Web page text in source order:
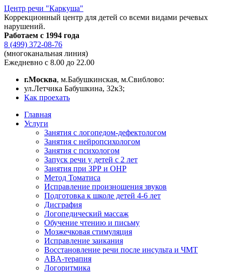
Центр речи "Каркуша"
Коррекционный центр для детей со всеми видами речевых
нарушений.
Работаем с 1994 года
8 (499) 372-08-76
(многоканальная линия)
Ежедневно с 8.00 до 22.00
г.Москва, м.Бабушкинская, м.Свиблово:
ул.Летчика Бабушкина, 32к3;
Как проехать
Главная
Услуги
Занятия с логопедом-дефектологом
Занятия с нейропсихологом
Занятия с психологом
Запуск речи у детей с 2 лет
Занятия при ЗРР и ОНР
Метод Томатиса
Исправление произношения звуков
Подготовка к школе детей 4-6 лет
Дисграфия
Логопедический массаж
Обучение чтению и письму
Мозжечковая стимуляция
Исправление заикания
Восстановление речи после инсульта и ЧМТ
ABA-терапия
Логоритмика